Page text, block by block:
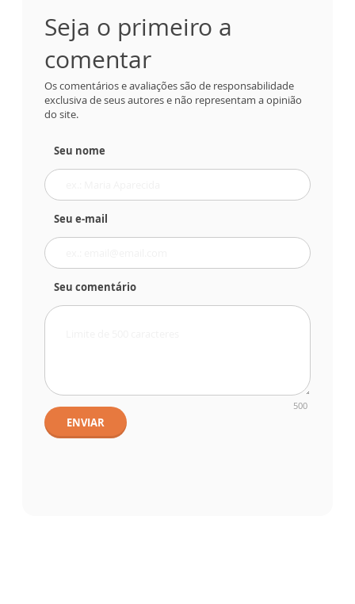
Seja o primeiro a
comentar
Os comentários e avaliações são de responsabilidade
exclusiva de seus autores e não representam a opinião
do site.
Seu nome
Seu e-mail
Seu comentário
500
ENVIAR